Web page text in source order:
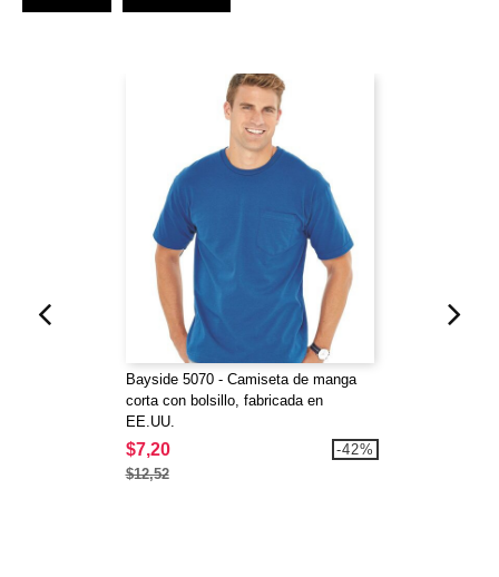
Bayside 5070 - Camiseta de manga
corta con bolsillo, fabricada en
EE.UU.
$7,20
$12,52
-42%